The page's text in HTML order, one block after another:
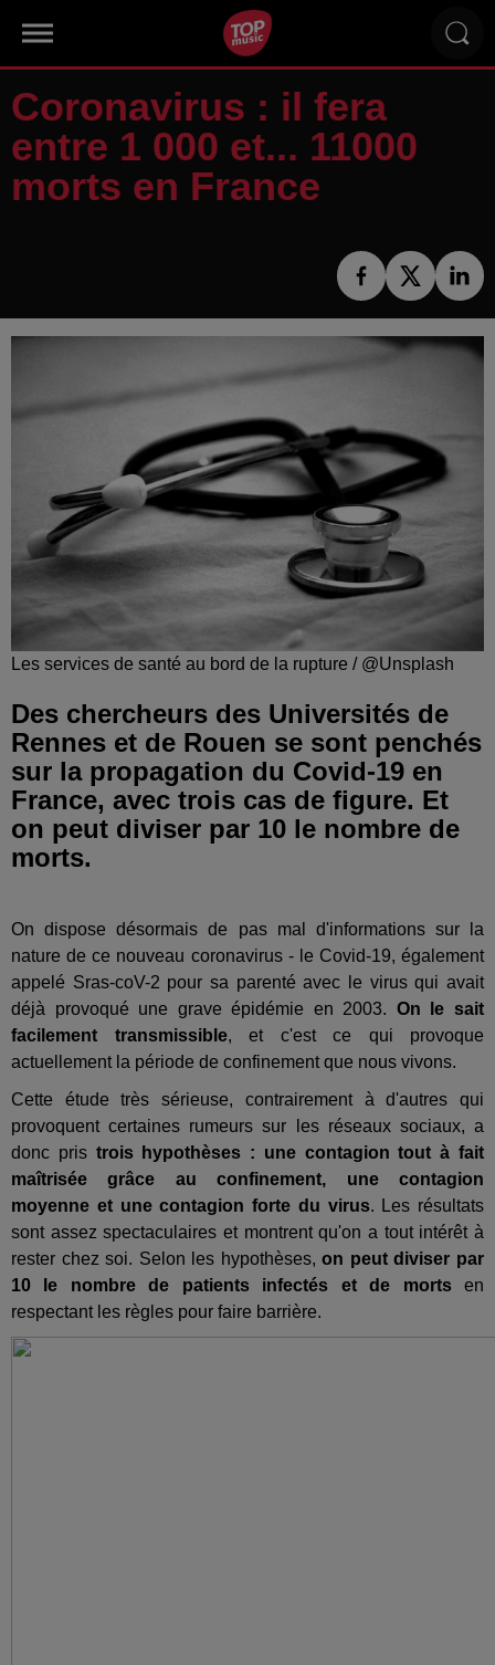
Coronavirus : il fera
entre 1 000 et... 11000
morts en France
Les services de santé au bord de la rupture / @Unsplash
Des chercheurs des Universités de
Rennes et de Rouen se sont penchés
sur la propagation du Covid-19 en
France, avec trois cas de figure. Et
on peut diviser par 10 le nombre de
morts.
On dispose désormais de pas mal d'informations sur la
nature de ce nouveau coronavirus - le Covid-19, également
appelé Sras-coV-2 pour sa parenté avec le virus qui avait
déjà provoqué une grave épidémie en 2003. On le sait
facilement transmissible, et c'est ce qui provoque
actuellement la période de confinement que nous vivons.
Cette étude très sérieuse, contrairement à d'autres qui
provoquent certaines rumeurs sur les réseaux sociaux, a
donc pris trois hypothèses : une contagion tout à fait
maîtrisée grâce au confinement, une contagion
moyenne et une contagion forte du virus. Les résultats
sont assez spectaculaires et montrent qu'on a tout intérêt à
rester chez soi. Selon les hypothèses,on peut diviser par
10 le nombre de patients infectés et de mortsen
respectant les règles pour faire barrière.